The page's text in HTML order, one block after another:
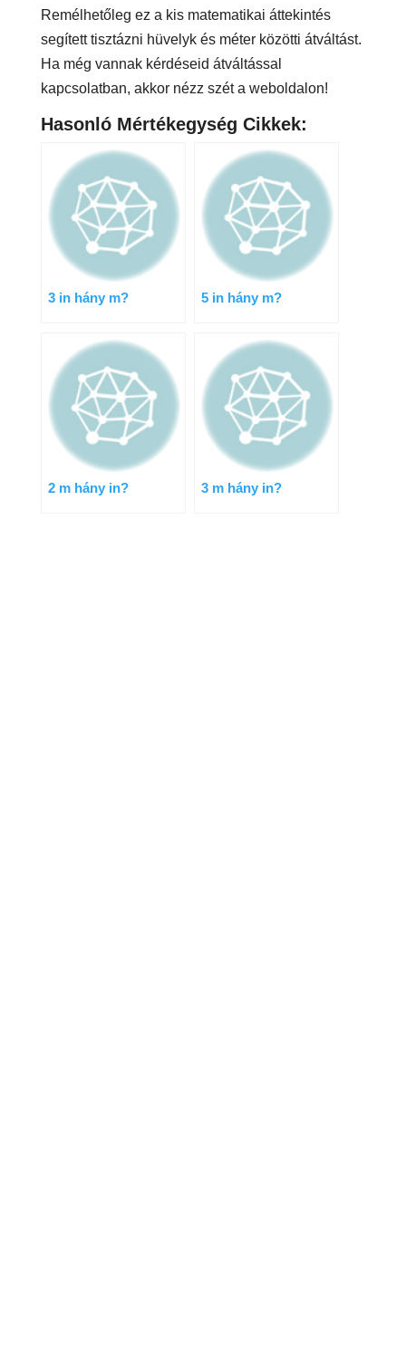
Remélhetőleg ez a kis matematikai áttekintés
segített tisztázni hüvelyk és méter közötti átváltást.
Ha még vannak kérdéseid átváltással
kapcsolatban, akkor nézz szét a weboldalon!
Hasonló Mértékegység Cikkek:
3 in hány m? 5 in hány m?
2 m hány in? 3 m hány in?